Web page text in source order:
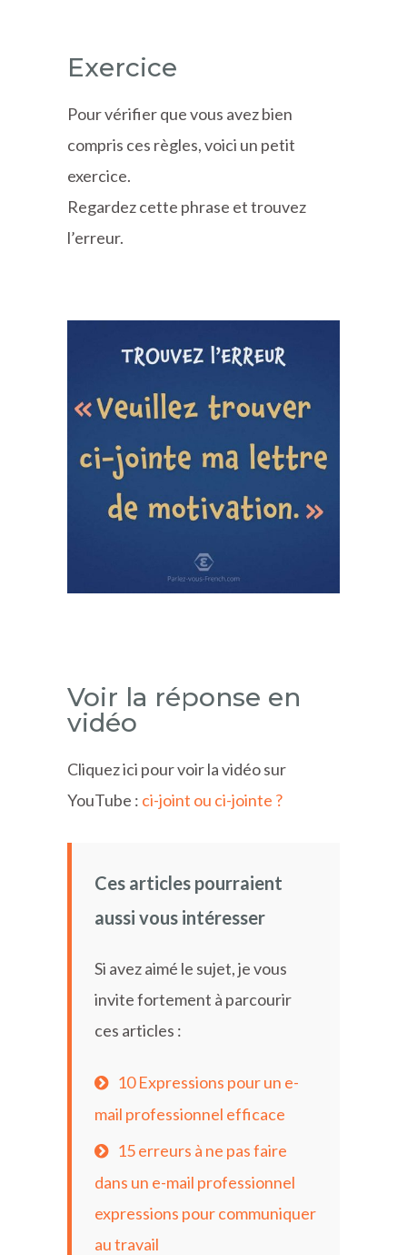
Exercice
Pour vérifier que vous avez bien
compris ces règles, voici un petit
exercice.
Regardez cette phrase et trouvez
l’erreur.
Voir la réponse en
vidéo
Cliquez ici pour voir la vidéo sur
YouTube : ci-joint ou ci-jointe ?
Ces articles pourraient
aussi vous intéresser
Si avez aimé le sujet, je vous
invite fortement à parcourir
ces articles :
10 Expressions pour un e-
mail professionnel efficace
15 erreurs à ne pas faire
dans un e-mail professionnel
expressions pour communiquer
au travail